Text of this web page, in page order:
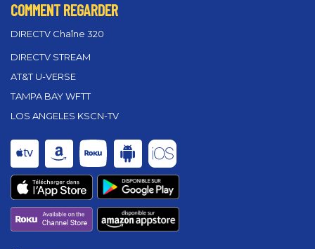
COMMENT REGARDER
DIRECTV Chaîne 320
DIRECTV STREAM
AT&T U-VERSE
TAMPA BAY WFTT
LOS ANGELES KSCN-TV